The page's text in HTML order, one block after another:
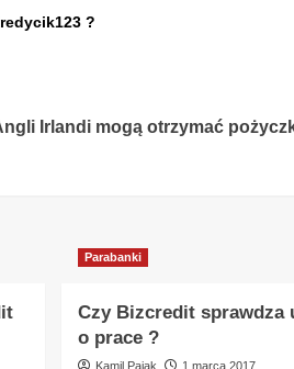
?
Irlandi mogą otrzymać
Parabanki
Czy Bizcredit sprawdza
o prace ?
Kamil Pająk 1 marca 2017